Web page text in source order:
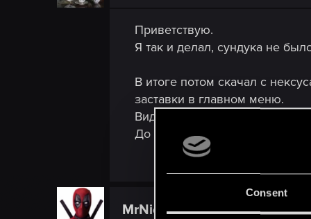
Consent
Приветствую.
Я так и делал, сундука не
В итоге потом скачал с
заставки в главном меню.
Видимо или это только у
До готи версии обновиться не
MrNio Ex-moderator